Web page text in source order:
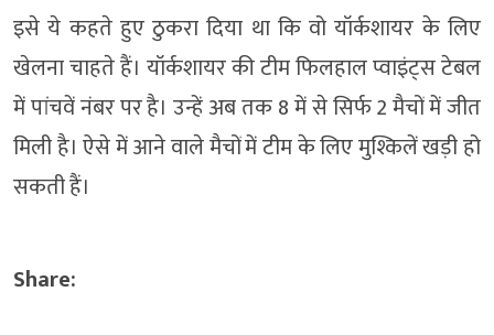
इसे ये कहते हुए ठुकरा दिया था कि वो यॉर्कशायर के लिए
खेलना चाहते हैं। यॉर्कशायर की टीम फिलहाल प्वाइंट्स टेबल
में पांचवें नंबर पर है। उन्हें अब तक 8 में से सिर्फ 2 मैचों में जीत
मिली है। ऐसे में आने वाले मैचों में टीम के लिए मुश्किलें खड़ी हो
सकती हैं।
Share: